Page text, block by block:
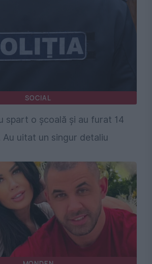
SOCIAL
spart o școală și au furat 14
Au uitat un singur detaliu